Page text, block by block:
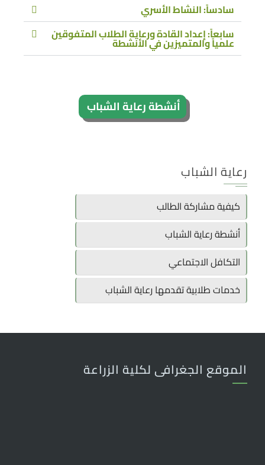
سادساً: النشاط الأسري
سابعاً: إعداد القادة ورعاية الطلاب المتفوقين
علمياً والمتميزين في الأنشطة
أنشطة رعاية الشباب
رعاية الشباب
كيفية مشاركة الطالب
أنشطة رعاية الشباب
التكافل الاجتماعي
خدمات طلابية تقدمها رعاية الشباب
الموقع الجغرافى لكلية الزراعة